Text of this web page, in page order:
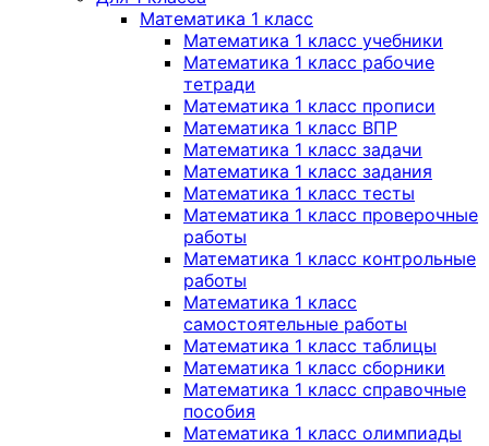
Математика 1 класс
Математика 1 класс учебники
Математика 1 класс рабочие
тетради
Математика 1 класс прописи
Математика 1 класс ВПР
Математика 1 класс задачи
Математика 1 класс задания
Математика 1 класс тесты
Математика 1 класс проверочные
работы
Математика 1 класс контрольные
работы
Математика 1 класс
самостоятельные работы
Математика 1 класс таблицы
Математика 1 класс сборники
Математика 1 класс справочные
пособия
Математика 1 класс олимпиады